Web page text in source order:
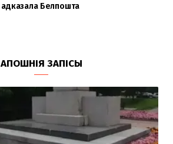
адказала Белпошта
АПОШНІЯ ЗАПІСЫ